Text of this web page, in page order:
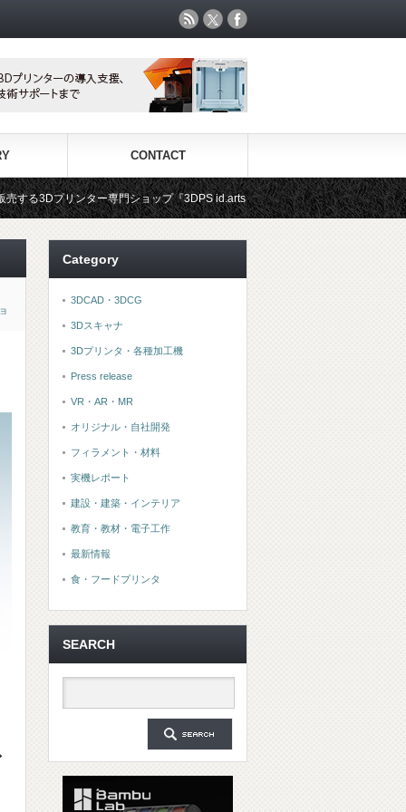
CONTACT
ショップ『3DPS id.arts』 3Dプリンタ用材料専門ショップ『
Category
3DCAD・3DCG
3Dスキャナ
3Dプリンタ・各種加工機
Press release
VR・AR・MR
オリジナル・自社開発
フィラメント・材料
実機レポート
建設・建築・インテリア
教育・教材・電子工作
最新情報
食・フードプリンタ
SEARCH